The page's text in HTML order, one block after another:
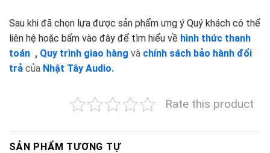
Sau khi đã chọn lựa được sản phẩm ưng ý Quý khách có thể
liên hệ hoặc bấm vào đây để tìm hiểu về hình thức thanh
toán , Quy trình giao hàng và chính sách bảo hành đổi
trả của Nhật Tây Audio.
Rate this product
SẢN PHẨM TƯƠNG TỰ